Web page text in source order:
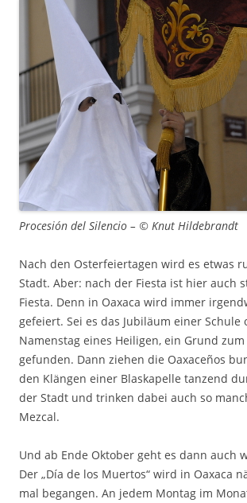
Procesión del Silencio – © Knut Hildebrandt
Nach den Osterfeiertagen wird es etwas
Stadt. Aber: nach der Fiesta ist hier auch
Fiesta. Denn in Oaxaca wird immer
gefeiert. Sei es das Jubiläum einer Schule
Namenstag eines Heiligen, ein Grund
gefunden. Dann ziehen die Oaxaceños
den Klängen einer Blaskapelle tanzend
der Stadt und trinken dabei auch so
Mezcal.
Und ab Ende Oktober geht es dann auch
Der „Día de los Muertos“ wird in Oaxaca
mal begangen. An jedem Montag im